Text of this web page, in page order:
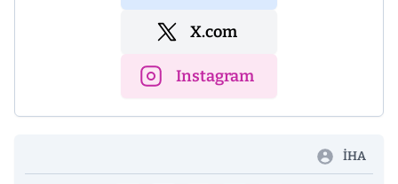
X.com
Instagram
İHA